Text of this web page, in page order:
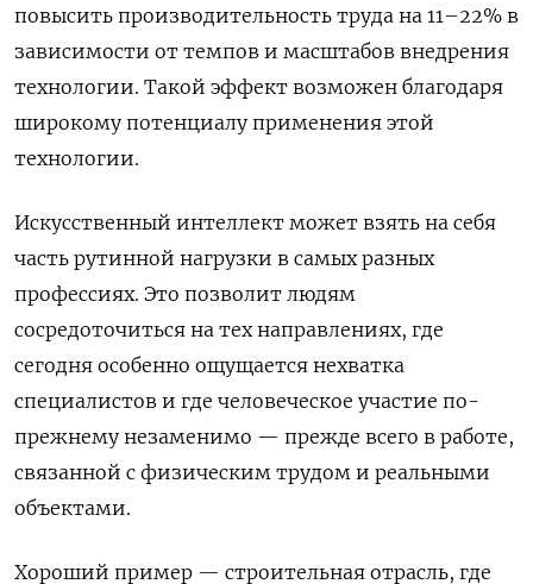
повысить производительность труда на 11–22% в
зависимости от темпов и масштабов внедрения
технологии. Такой эффект возможен благодаря
‌широкому потенциалу применения этой
технологии.
Искусственный интеллект может взять на себя
часть рутинной нагрузки в самых разных
профессиях. Это позволит людям
сосредоточиться на тех направлениях, где
сегодня особенно ощущается нехватка
специалистов и где человеческое участие по-
прежнему незаменимо — прежде всего в работе,
связанной с физическим трудом и реальными
объектами.
Хороший пример — строительная отрасль, где